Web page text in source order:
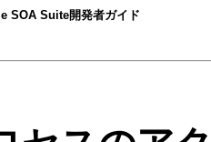
SOA Suite開発者ガイド